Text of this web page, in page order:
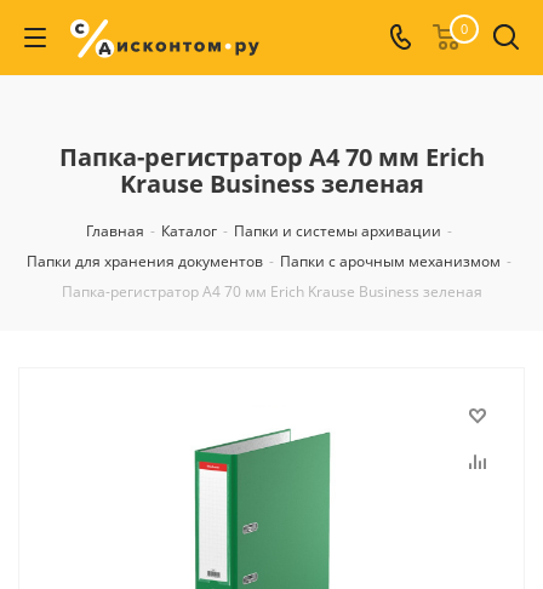
0
Папка-регистратор А4 70 мм Erich
Krause Business зеленая
Главная - Каталог - Папки и системы архивации -
Папки для хранения документов - Папки с арочным механизмом -
Папка-регистратор А4 70 мм Erich Krause Business зеленая